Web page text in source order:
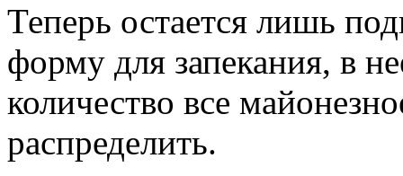
Теперь остается лишь
форму для запекания, в
количество все
распределить.